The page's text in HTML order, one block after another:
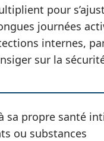
pour
journées
internes,
sur la
sa propre santé
ou substances